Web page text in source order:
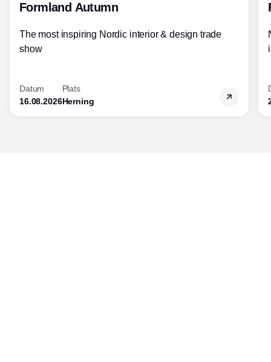
Formland Autumn
The most inspiring Nordic interior & design trade
show
Datum
16.08.2026
Plats
Herning